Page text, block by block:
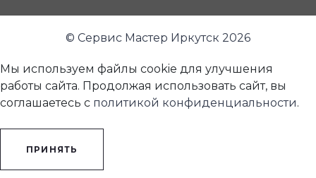
© Сервис Мастер Иркутск 2026
Мы используем файлы cookie для улучшения
работы сайта. Продолжая использовать сайт, вы
соглашаетесь с политикой конфиденциальности.
ПРИНЯТЬ